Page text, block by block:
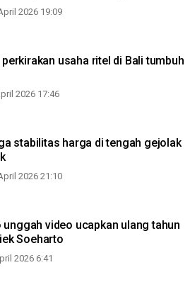
2026 19:09
perkirakan usaha ritel di Bali tumbuh
2026 17:46
stabilitas harga di tengah gejolak
2026 21:10
unggah video ucapkan ulang tahun
Soeharto
2026 6:41